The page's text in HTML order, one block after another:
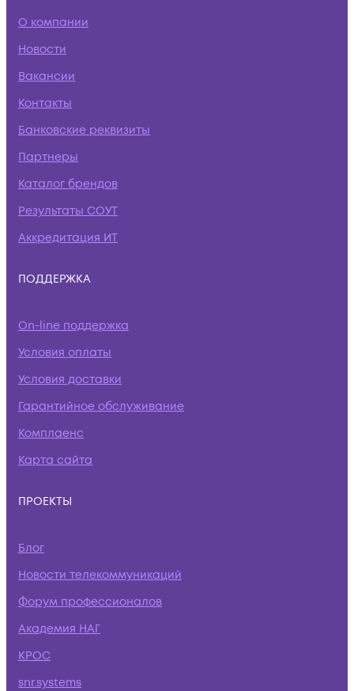
О компании
Новости
Вакансии
Контакты
Банковские реквизиты
Партнеры
Каталог брендов
Результаты СОУТ
Аккредитация ИТ
ПОДДЕРЖКА
On-line поддержка
Условия оплаты
Условия доставки
Гарантийное обслуживание
Комплаенс
Карта сайта
ПРОЕКТЫ
Блог
Новости телекоммуникаций
Форум профессионалов
Академия НАГ
КРОС
snr.systems